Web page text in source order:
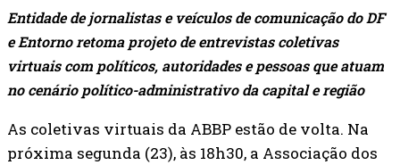
Entidade de jornalistas e veículos de comunicação do DF
e Entorno retoma projeto de entrevistas coletivas
virtuais com políticos, autoridades e pessoas que atuam
no cenário político-administrativo da capital e região
As coletivas virtuais da ABBP estão de volta. Na
próxima segunda (23), às 18h30, a Associação dos